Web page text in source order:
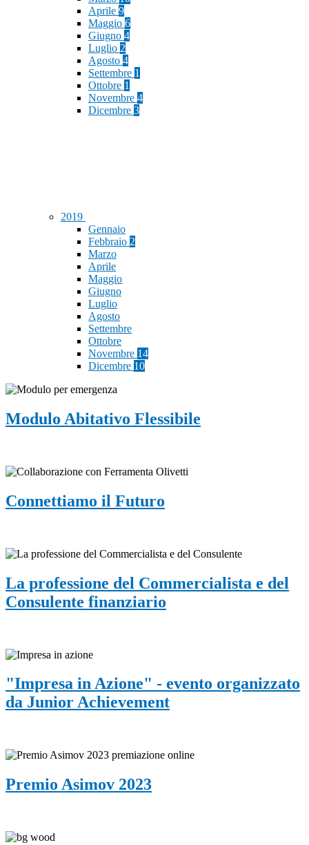
Aprile 9
Maggio 6
Giugno 4
Luglio 2
Agosto 4
Settembre 1
Ottobre 1
Novembre 4
Dicembre 3
2019
Gennaio
Febbraio 2
Marzo
Aprile
Maggio
Giugno
Luglio
Agosto
Settembre
Ottobre
Novembre 14
Dicembre 10
Modulo Abitativo Flessibile
Connettiamo il Futuro
La professione del Commercialista e del
Consulente finanziario
"Impresa in Azione" - evento organizzato
da Junior Achievement
Premio Asimov 2023